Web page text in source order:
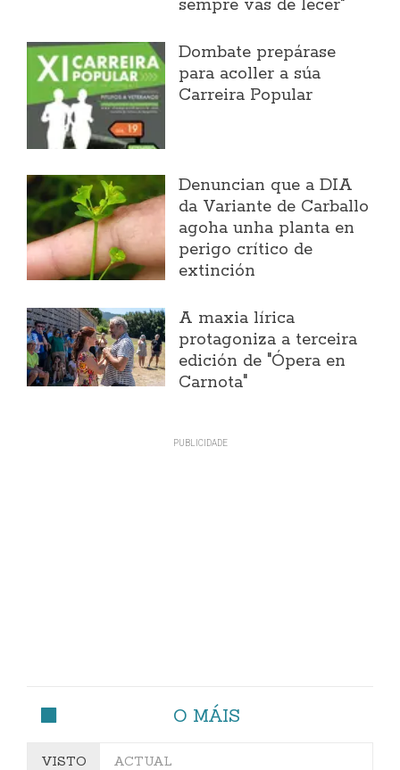
sempre vas de lecer"
Dombate prepárase
para acoller a súa
Carreira Popular
Denuncian que a DIA
da Variante de Carballo
agoha unha planta en
perigo crítico de
extinción
A maxia lírica
protagoniza a terceira
edición de "Ópera en
Carnota"
O MÁIS
VISTO ACTUAL